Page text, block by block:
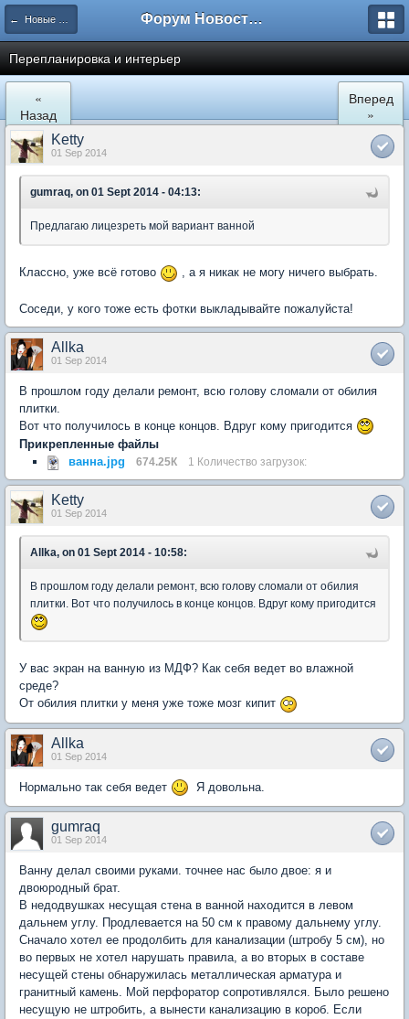
← Новые Водники Форум Новостройки
Перепланировка и интерьер
«
Назад
Вперед
»
Ketty
01 Sep 2014
gumraq, on 01 Sept 2014 - 04:13:
Предлагаю лицезреть мой вариант ванной
Классно, уже всё готово , а я никак не могу ничего выбрать.
Соседи, у кого тоже есть фотки выкладывайте пожалуйста!
Allka
01 Sep 2014
В прошлом году делали ремонт, всю голову сломали от обилия
плитки.
Вот что получилось в конце концов. Вдруг кому пригодится
Прикрепленные файлы
ванна.jpg
674.25К 1 Количество загрузок:
Ketty
01 Sep 2014
Allka, on 01 Sept 2014 - 10:58:
В прошлом году делали ремонт, всю голову сломали от обилия
плитки. Вот что получилось в конце концов. Вдруг кому пригодится
У вас экран на ванную из МДФ? Как себя ведет во влажной
среде?
От обилия плитки у меня уже тоже мозг кипит
Allka
01 Sep 2014
Нормально так себя ведет Я довольна.
gumraq
01 Sep 2014
Ванну делал своими руками. точнее нас было двое: я и
двоюродный брат.
В недодвушках несущая стена в ванной находится в левом
дальнем углу. Продлевается на 50 см к правому дальнему углу.
Сначало хотел ее продолбить для канализации (штробу 5 см), но
во первых не хотел нарушать правила, а во вторых в составе
несущей стены обнаружилась металлическая арматура и
гранитный камень. Мой перфоратор сопротивлялся. Было решено
несущую не штробить, а вынести канализацию в короб. Если